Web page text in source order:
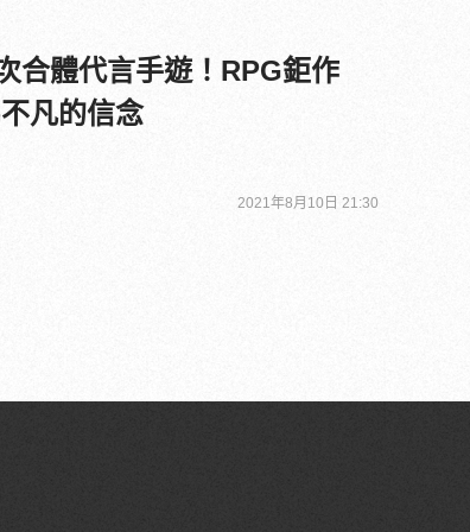
合體代言手遊！RPG鉅作
凡的信念
2021年8月10日 21:30